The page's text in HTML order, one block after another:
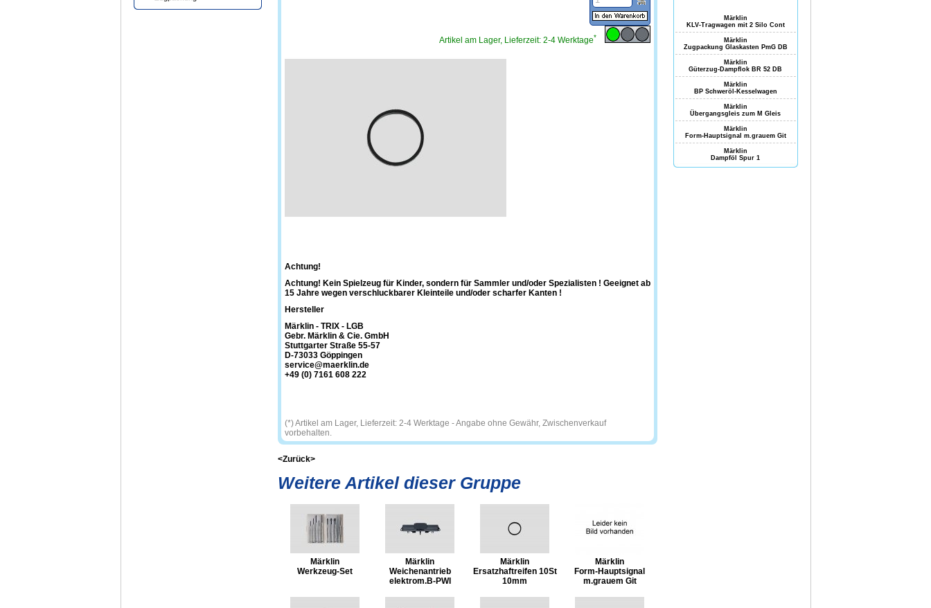
Artikel am Lager, Lieferzeit: 2-4 Werktage*
Achtung!
Achtung! Kein Spielzeug für Kinder, sondern für Sammler und/oder Spezialisten ! Geeignet ab
15 Jahre wegen verschluckbarer Kleinteile und/oder scharfer Kanten !
Hersteller
Märklin - TRIX - LGB
Gebr. Märklin & Cie. GmbH
Stuttgarter Straße 55-57
D-73033 Göppingen
service@maerklin.de
+49 (0) 7161 608 222
(*) Artikel am Lager, Lieferzeit: 2-4 Werktage - Angabe ohne Gewähr, Zwischenverkauf
vorbehalten.
<Zurück>
Weitere Artikel dieser Gruppe
Märklin
Werkzeug-Set
Märklin
Weichenantrieb
elektrom.B-PWI
Märklin
Ersatzhaftreifen 10St
10mm
Märklin
Form-Hauptsignal
m.grauem Git
Märklin
KLV-Tragwagen mit 2 Silo Cont
Märklin
Zugpackung Glaskasten PmG DB
Märklin
Güterzug-Dampflok BR 52 DB
Märklin
BP Schweröl-Kesselwagen
Märklin
Übergangsgleis zum M Gleis
Märklin
Form-Hauptsignal m.grauem Git
Märklin
Dampföl Spur 1